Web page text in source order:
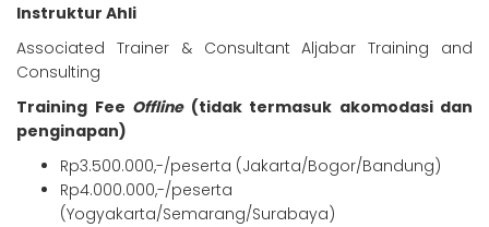
Instruktur Ahli
Associated Trainer & Consultant Aljabar Training and
Consulting
Training Fee Offline (tidak termasuk akomodasi dan
penginapan)
Rp3.500.000,-/peserta (Jakarta/Bogor/Bandung)
Rp4.000.000,-/peserta
(Yogyakarta/Semarang/Surabaya)